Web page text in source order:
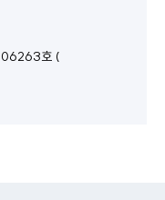
06263호 (